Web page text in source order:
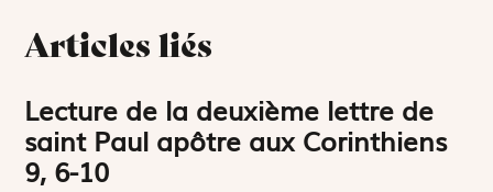
Articles liés
Lecture de la deuxième lettre de
saint Paul apôtre aux Corinthiens
9, 6-10